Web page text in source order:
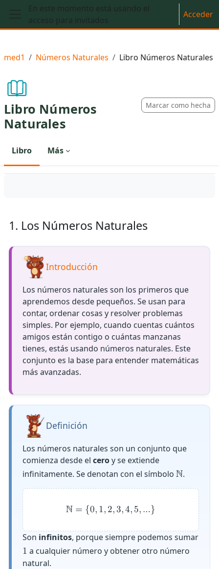
Salta al contenido principal
Panel lateral
En este momento está usando el
acceso para invitados
Acceder
med1 Números Naturales Libro Números Naturales
Libro Números
Naturales
Marcar como hecha
Libro Más
1. Los Números Naturales
Introducción
Los números naturales son los primeros que
aprendemos desde pequeños. Se usan para
contar, ordenar cosas y resolver problemas
simples. Por ejemplo, cuando cuentas cuántos
amigos están contigo o cuántas manzanas
tienes, estás usando números naturales. Este
conjunto es la base para entender matemáticas
más avanzadas.
Definición
Los números naturales son un conjunto que
comienza desde el ceroy se extiende
infinitamente. Se denotan con el símbolo ℕ.
ℕ = {0,1,2,3,4,5,…}
Son infinitos, porque siempre podemos sumar
1 a cualquier número y obtener otro número
natural.